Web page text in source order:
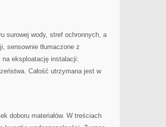
surowej wody, stref ochronnych, a
sensownie tłumaczone z
eksploatację instalacji:
Całość utrzymana jest w
doboru materiałów. W treściach